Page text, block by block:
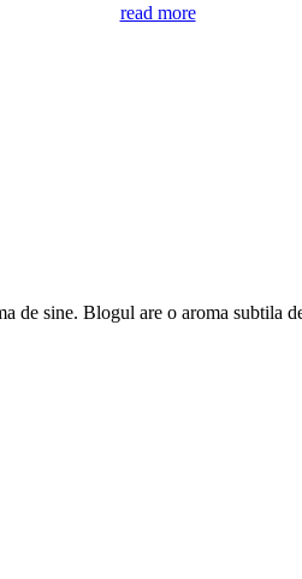
read more
de sine. Blogul are o aroma subtila